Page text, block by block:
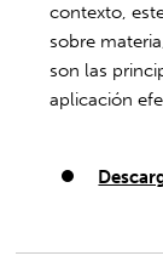
contexto,
sobre
son las
aplicación